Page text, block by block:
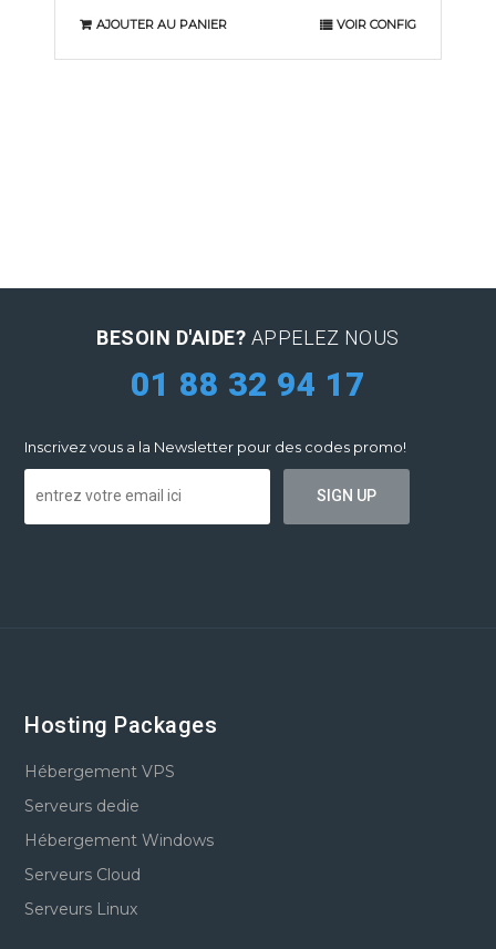
AJOUTER AU PANIER VOIR CONFIG
BESOIN D'AIDE? APPELEZ NOUS
01 88 32 94 17
Inscrivez vous a la Newsletter pour des codes promo!
Hosting Packages
Hébergement VPS
Serveurs dedie
Hébergement Windows
Serveurs Cloud
Serveurs Linux